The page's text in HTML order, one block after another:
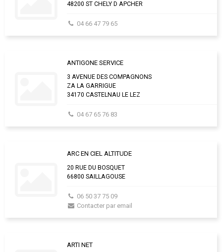
48200 ST CHELY D APCHER
04 66 47 79 65
ANTIGONE SERVICE
3 AVENUE DES COMPAGNONS
ZA LA GARRIGUE
34170 CASTELNAU LE LEZ
04 67 65 76 83
ARC EN CIEL ALTITUDE
20 RUE DU BOSQUET
66800 SAILLAGOUSE
06 50 37 75 09
Contacter par email
ARTI NET